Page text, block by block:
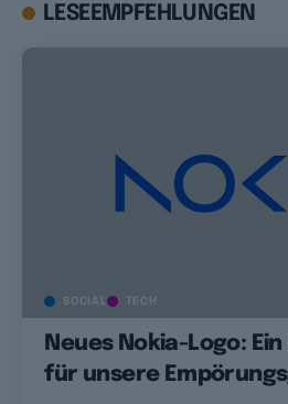
LESEEMPFEHLUNGEN
SOCIAL TECH
Neues Nokia-Logo:
für unsere